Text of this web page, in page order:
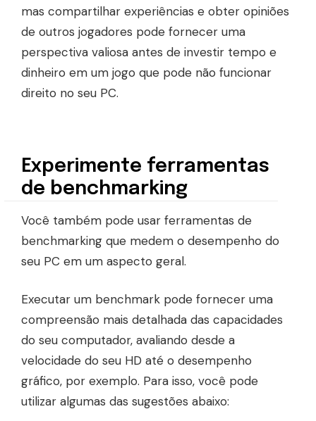
mas compartilhar experiências e obter opiniões
de outros jogadores pode fornecer uma
perspectiva valiosa antes de investir tempo e
dinheiro em um jogo que pode não funcionar
direito no seu PC.
Experimente ferramentas
de benchmarking
Você também pode usar ferramentas de
benchmarking que medem o desempenho do
seu PC em um aspecto geral.
Executar um benchmark pode fornecer uma
compreensão mais detalhada das capacidades
do seu computador, avaliando desde a
velocidade do seu HD até o desempenho
gráfico, por exemplo. Para isso, você pode
utilizar algumas das sugestões abaixo: